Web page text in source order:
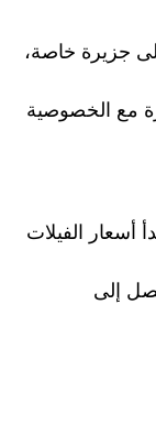
جزيرة خاصة،
مع الخصوصية
لعام 2025:** تبدأ أسعار الفيلات
وقد تصل إلى